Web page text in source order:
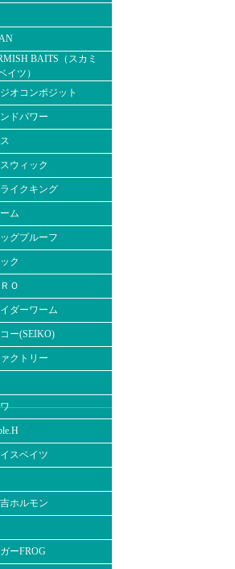
BAITS（スカミ
イツ）
ジオコンポジット
ンドパワー
ウィック
ライクキング
ム
ッグプルーフ
ク
Ｏ
イダーワーム
コー(SEIKO)
ァクトリー
イスベイツ
吉ホルモン
ーFROG